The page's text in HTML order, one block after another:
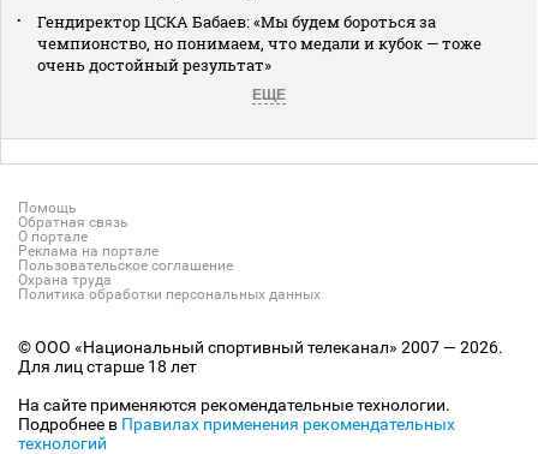
Гендиректор ЦСКА Бабаев: «Мы будем бороться за
чемпионство, но понимаем, что медали и кубок — тоже
очень достойный результат»
ЕЩЕ
Помощь
Обратная связь
О портале
Реклама на портале
Пользовательское соглашение
Охрана труда
Политика обработки персональных данных
© ООО «Национальный спортивный телеканал» 2007 — 2026.
Для лиц старше 18 лет
На сайте применяются рекомендательные технологии.
Подробнее в Правилах применения рекомендательных
технологий